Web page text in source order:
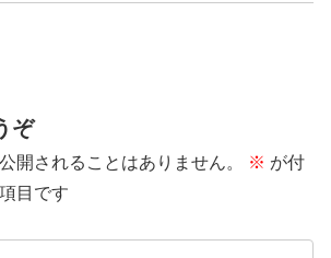
ぞ
開されることはありません。 ※ が付
目です